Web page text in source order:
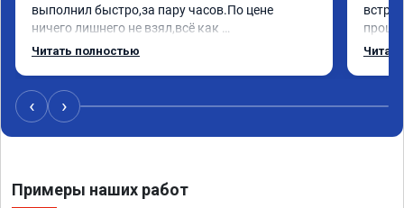
выполнил быстро,за пару часов.По цене
ничего лишнего не взял,всё как
договаривались заранее.После работы
поломки авто.Однозначно рекомендую
Алексея как грамотного специалиста!
Читать полностью
Арман
‹ ›
Примеры наших работ